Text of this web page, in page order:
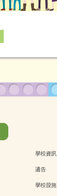
學校資訊
通告
學校設施